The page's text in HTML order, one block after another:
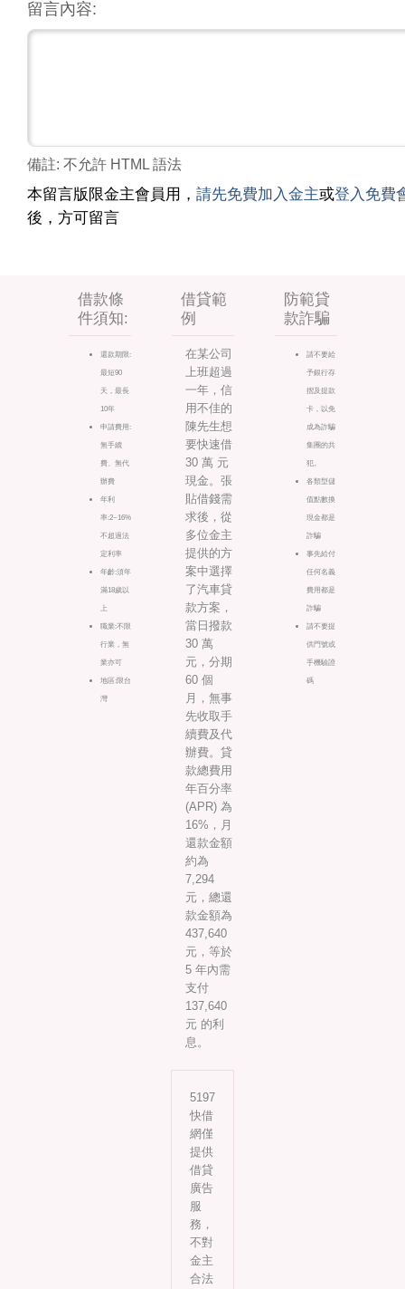
留言內容:
備註: 不允許 HTML 語法
本留言版限金主會員用， 請先免費加入金主或登入免費
後，方可留言
借款條
件須知:
還款期限:
最短90
天，最長
10年
申請費用:
無手續
費、無代
辦費
年利
率:2~16%
不超過法
定利率
年齡:須年
滿18歲以
上
職業:不限
行業，無
業亦可
地區:限台
灣
借貸範
例
在某公司
上班超過
一年，信
用不佳的
陳先生想
要快速借
30 萬 元
現金。張
貼借錢需
求後，從
多位金主
提供的方
案中選擇
了汽車貸
款方案，
當日撥款
30 萬
元，分期
60 個
月，無事
先收取手
續費及代
辦費。貸
款總費用
年百分率
(APR) 為
16%，月
還款金額
約為
7,294
元，總還
款金額為
437,640
元，等於
5 年內需
支付
137,640
元 的利
息。
防範貸
款詐騙
請不要給
予銀行存
摺及提款
卡，以免
成為詐騙
集團的共
犯。
各類型儲
值點數換
現金都是
詐騙
事先給付
任何名義
費用都是
詐騙
請不要提
供門號或
手機驗證
碼
5197
快借
網僅
提供
借貸
廣告
服
務，
不對
金主
合法